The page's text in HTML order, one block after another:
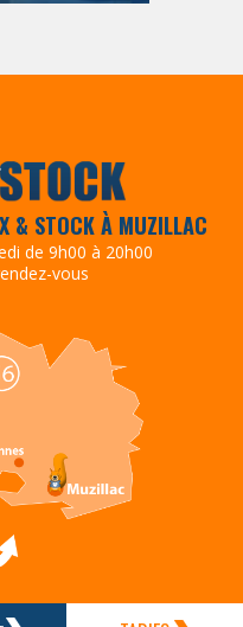
& STOCK À MUZILLAC
de 9h00 à 20h00
vous